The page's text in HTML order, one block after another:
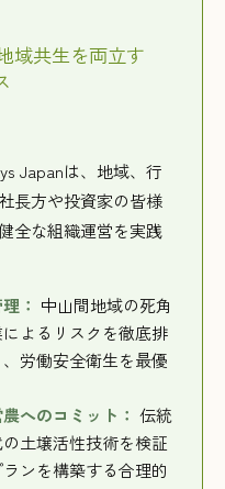
域共生を両立す
Japanは、地域、行
長方や投資家の皆様
全な組織運営を実践
： 中山間地域の死角
よるリスクを徹底排
労働安全衛生を最優
へのコミット： 伝統
土壌活性技術を検証
ンを構築する合理的